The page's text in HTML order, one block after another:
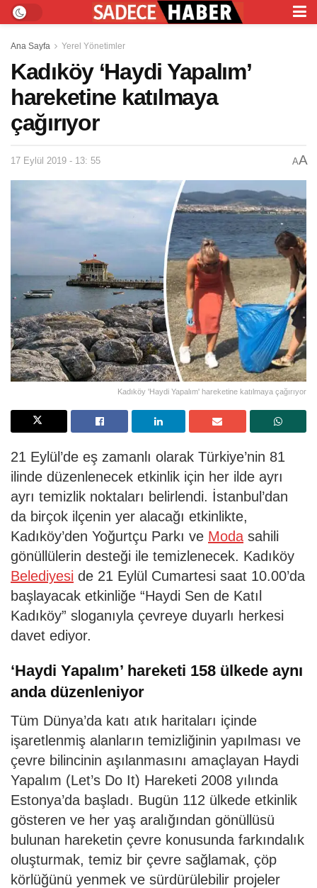
Ana Sayfa Yerel Yönetimler
Kadıköy ‘Haydi Yapalım’
hareketine katılmaya
çağırıyor
17 Eylül 2019 - 13: 55 AA
Kadıköy 'Haydi Yapalım' hareketine katılmaya çağırıyor
21 Eylül’de eş zamanlı olarak Türkiye’nin 81
ilinde düzenlenecek etkinlik için her ilde ayrı
ayrı temizlik noktaları belirlendi. İstanbul’dan
da birçok ilçenin yer alacağı etkinlikte,
Kadıköy’den Yoğurtçu Parkı ve Moda sahili
gönüllülerin desteği ile temizlenecek. Kadıköy
Belediyesi de 21 Eylül Cumartesi saat 10.00’da
başlayacak etkinliğe “Haydi Sen de Katıl
Kadıköy” sloganıyla çevreye duyarlı herkesi
davet ediyor.
‘Haydi Yapalım’ hareketi 158 ülkede aynı
anda düzenleniyor
Tüm Dünya’da katı atık haritaları içinde
işaretlenmiş alanların temizliğinin yapılması ve
çevre bilincinin aşılanmasını amaçlayan Haydi
Yapalım (Let’s Do It) Hareketi 2008 yılında
Estonya’da başladı. Bugün 112 ülkede etkinlik
gösteren ve her yaş aralığından gönüllüsü
bulunan hareketin çevre konusunda farkındalık
oluşturmak, temiz bir çevre sağlamak, çöp
körlüğünü yenmek ve sürdürülebilir projeler